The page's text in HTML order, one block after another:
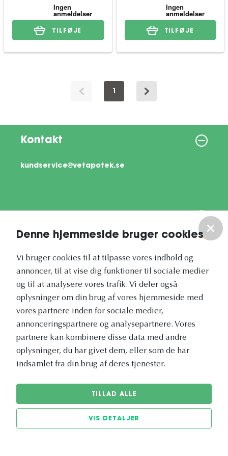
Denne hjemmeside bruger cookies
Vi bruger cookies til at tilpasse vores indhold og
annoncer, til at vise dig funktioner til sociale medier
og til at analysere vores trafik. Vi deler også
oplysninger om din brug af vores hjemmeside med
vores partnere inden for sociale medier,
annonceringspartnere og analysepartnere. Vores
partnere kan kombinere disse data med andre
oplysninger, du har givet dem, eller som de har
indsamlet fra din brug af deres tjenester.
TILLAD ALLE
VIS DETALJER
TILFØJE TILFØJE
1
Kontakt
kundservice@vetapotek.se
Vores nyhedsbrev
Vetapotek.dk er en del af
Evidensia